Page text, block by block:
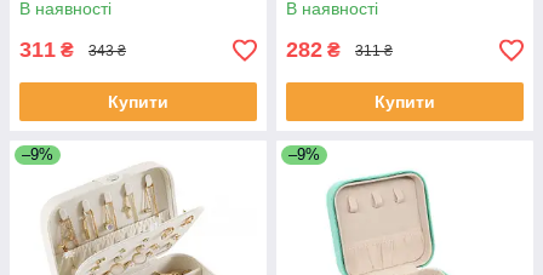
В наявності
311 ₴ 343 ₴
Купити
В наявності
282 ₴ 311 ₴
Купити
–9% –9%